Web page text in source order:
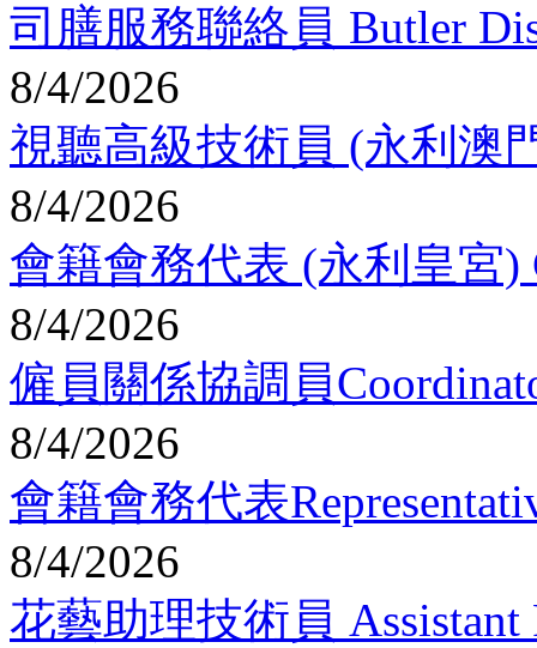
司膳服務聯絡員 Butler
8/4/2026
視聽高級技術員 (永利澳
8/4/2026
會籍會務代表 (永利皇宮)
8/4/2026
僱員關係協調員
8/4/2026
會籍會務代表
8/4/2026
花藝助理技術員 Assistant